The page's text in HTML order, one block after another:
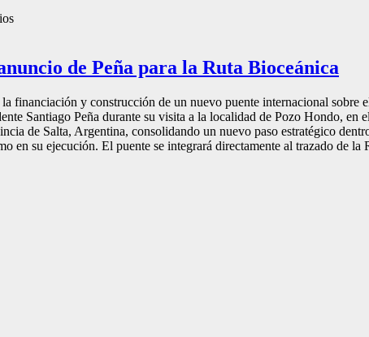
de Peña para la Ruta Bioceánica
financiación y construcción de un nuevo puente internacional
Santiago Peña durante su visita a la localidad de Pozo Hondo,
de Salta, Argentina, consolidando un nuevo paso estratégico
en su ejecución. El puente se integrará directamente al trazado de